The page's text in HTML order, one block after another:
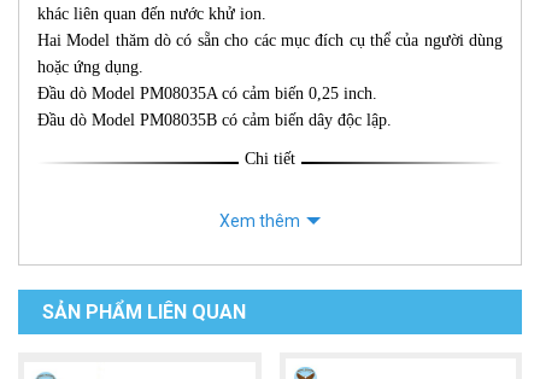
khác liên quan đến nước khử ion.
Hai Model thăm dò có sẵn cho các mục đích cụ thể của người dùng
hoặc ứng dụng.
Đầu dò Model PM08035A có cảm biến 0,25 inch.
Đầu dò Model PM08035B có cảm biến dây độc lập.
Chi tiết
Xem thêm
SẢN PHẨM LIÊN QUAN